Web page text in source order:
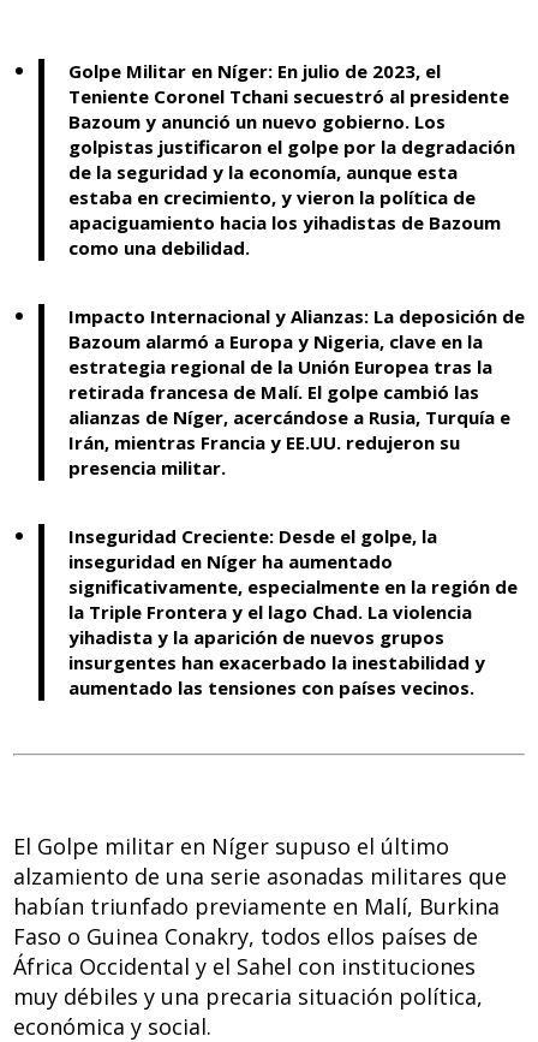
Golpe Militar en Níger: En julio de 2023, el
Teniente Coronel Tchani secuestró al presidente
Bazoum y anunció un nuevo gobierno. Los
golpistas justificaron el golpe por la degradación
de la seguridad y la economía, aunque esta
estaba en crecimiento, y vieron la política de
apaciguamiento hacia los yihadistas de Bazoum
como una debilidad.
Impacto Internacional y Alianzas: La deposición de
Bazoum alarmó a Europa y Nigeria, clave en la
estrategia regional de la Unión Europea tras la
retirada francesa de Malí. El golpe cambió las
alianzas de Níger, acercándose a Rusia, Turquía e
Irán, mientras Francia y EE.UU. redujeron su
presencia militar.
Inseguridad Creciente: Desde el golpe, la
inseguridad en Níger ha aumentado
significativamente, especialmente en la región de
la Triple Frontera y el lago Chad. La violencia
yihadista y la aparición de nuevos grupos
insurgentes han exacerbado la inestabilidad y
aumentado las tensiones con países vecinos.
El Golpe militar en Níger supuso el último
alzamiento de una serie asonadas militares que
habían triunfado previamente en Malí, Burkina
Faso o Guinea Conakry, todos ellos países de
África Occidental y el Sahel con instituciones
muy débiles y una precaria situación política,
económica y social.